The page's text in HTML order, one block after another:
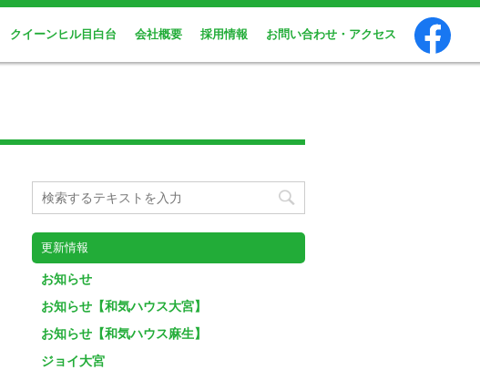
クイーンヒル目白台 会社概要 採用情報 お問い合わせ・アクセス
更新情報
お知らせ
お知らせ【和気ハウス大宮】
お知らせ【和気ハウス麻生】
ジョイ大宮